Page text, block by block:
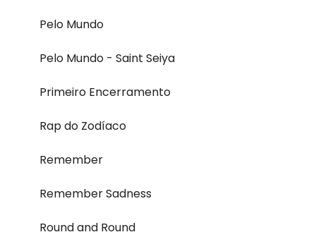
Pelo Mundo
Pelo Mundo - Saint Seiya
Primeiro Encerramento
Rap do Zodíaco
Remember
Remember Sadness
Round and Round